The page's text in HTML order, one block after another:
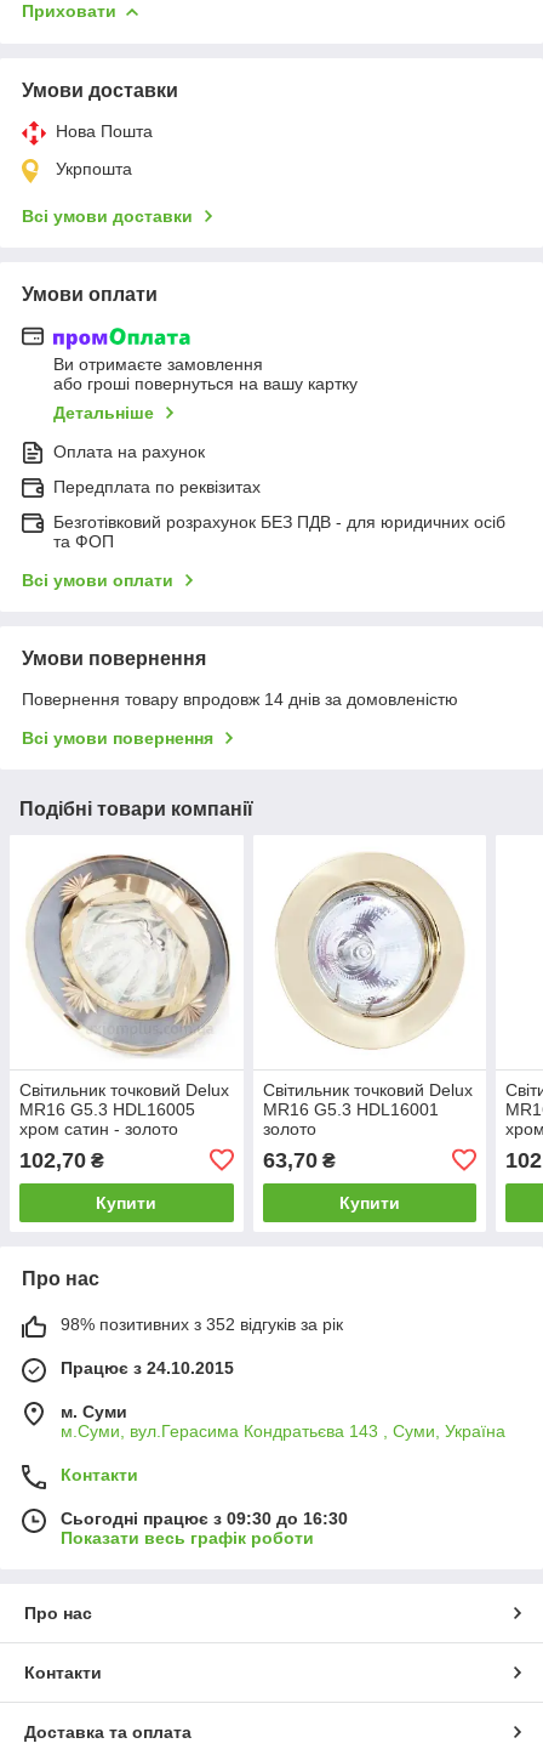
Приховати
Умови доставки
Нова Пошта
Укрпошта
Всі умови доставки
Умови оплати
Ви отримаєте замовлення
або гроші повернуться на вашу картку
Детальніше
Оплата на рахунок
Передплата по реквізитах
Безготівковий розрахунок БЕЗ ПДВ - для юридичних осіб
та ФОП
Всі умови оплати
Умови повернення
Повернення товару впродовж 14 днів за домовленістю
Всі умови повернення
Подібні товари компанії
Світильник точковий Delux
MR16 G5.3 HDL16005
хром сатин - золото
102,70 ₴
Купити
Світильник точковий Delux
MR16 G5.3 HDL16001
золото
63,70₴
Купити
Про нас
98% позитивних з 352 відгуків за рік
Працює з 24.10.2015
м. Суми
м.Суми, вул.Герасима Кондратьєва 143 , Суми, Україна
Контакти
Сьогодні працює з 09:30 до 16:30
Показати весь графік роботи
Про нас
Контакти
Доставка та оплата